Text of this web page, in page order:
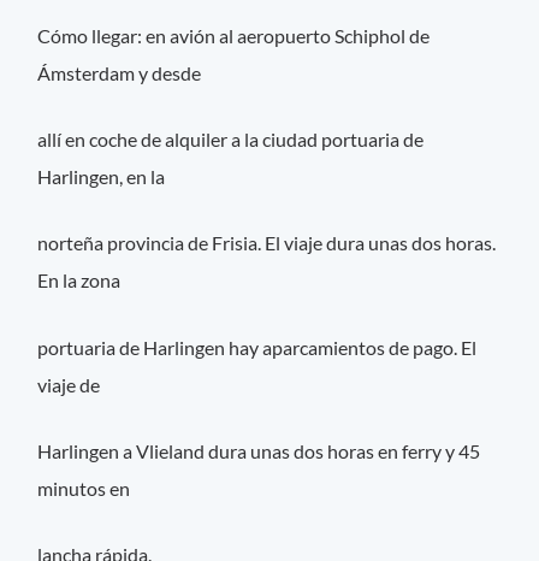
Cómo llegar: en avión al aeropuerto Schiphol de
Ámsterdam y desde
allí en coche de alquiler a la ciudad portuaria de
Harlingen, en la
norteña provincia de Frisia. El viaje dura unas dos horas.
En la zona
portuaria de Harlingen hay aparcamientos de pago. El
viaje de
Harlingen a Vlieland dura unas dos horas en ferry y 45
minutos en
lancha rápida.